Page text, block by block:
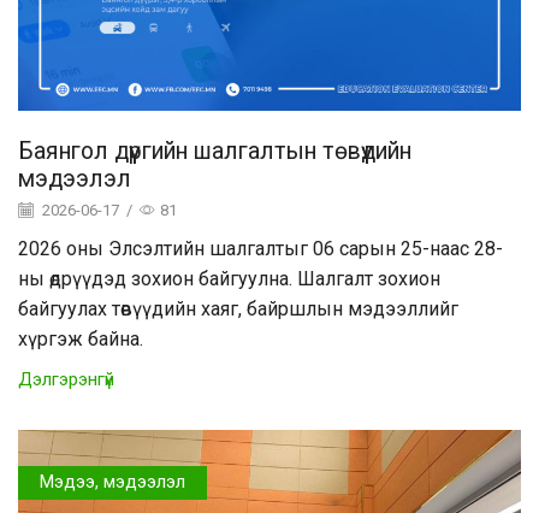
Баянгол дүүргийн шалгалтын төвүүдийн
мэдээлэл
2026-06-17 / 81
2026 оны Элсэлтийн шалгалтыг 06 сарын 25-наас 28-
ны өдрүүдэд зохион байгуулна. Шалгалт зохион
байгуулах төвүүдийн хаяг, байршлын мэдээллийг
хүргэж байна.
Дэлгэрэнгүй
Мэдээ, мэдээлэл